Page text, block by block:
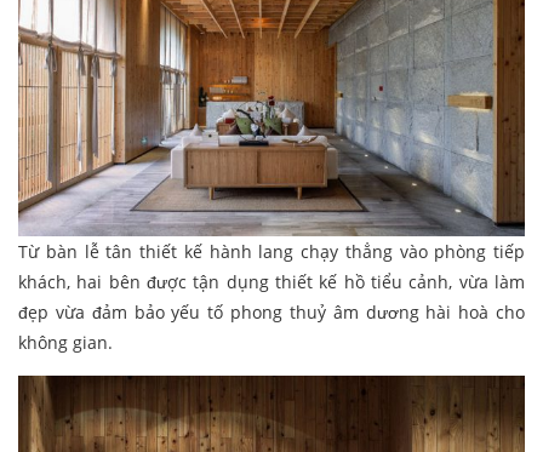
Từ bàn lễ tân thiết kế hành lang chạy thẳng vào phòng tiếp
khách, hai bên được tận dụng thiết kế hồ tiểu cảnh, vừa làm
đẹp vừa đảm bảo yếu tố phong thuỷ âm dương hài hoà cho
không gian.